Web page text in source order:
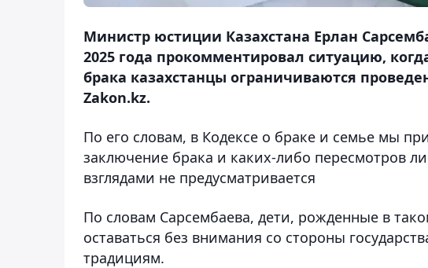
Министр юстиции Казахстана Ерлан
2025 года прокомментировал ситуацию,
брака казахстанцы ограничиваются
Zakon.kz.
По его словам, в Кодексе о браке и семье мы
заключение брака и каких-либо пересмотров
взглядами не предусматривается
По словам Сарсембаева, дети, рожденные в
оставаться без внимания со стороны
традициям.